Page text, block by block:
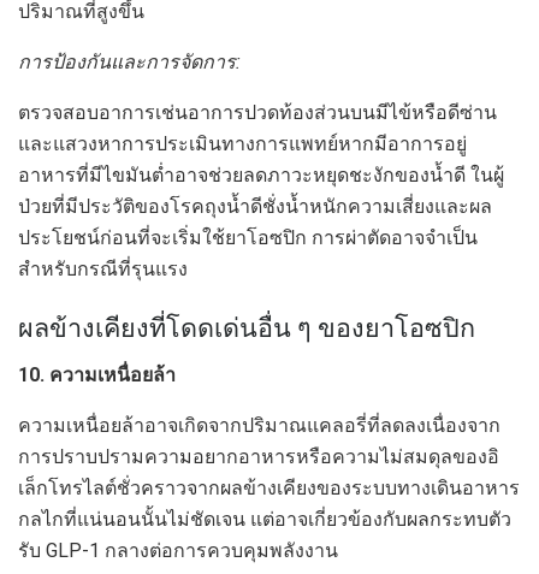
ปริมาณที่สูงขึ้น
การป้องกันและการจัดการ:
ตรวจสอบอาการเช่นอาการปวดท้องส่วนบนมีไข้หรือดีซ่าน
และแสวงหาการประเมินทางการแพทย์หากมีอาการอยู่
อาหารที่มีไขมันต่ำอาจช่วยลดภาวะหยุดชะงักของน้ำดี ในผู้
ป่วยที่มีประวัติของโรคถุงน้ำดีชั่งน้ำหนักความเสี่ยงและผล
ประโยชน์ก่อนที่จะเริ่มใช้ยาโอซปิก การผ่าตัดอาจจำเป็น
สำหรับกรณีที่รุนแรง
ผลข้างเคียงที่โดดเด่นอื่น ๆ ของยาโอซปิก
10. ความเหนื่อยล้า
ความเหนื่อยล้าอาจเกิดจากปริมาณแคลอรี่ที่ลดลงเนื่องจาก
การปราบปรามความอยากอาหารหรือความไม่สมดุลของอิ
เล็กโทรไลต์ชั่วคราวจากผลข้างเคียงของระบบทางเดินอาหาร
กลไกที่แน่นอนนั้นไม่ชัดเจน แต่อาจเกี่ยวข้องกับผลกระทบตัว
รับ GLP-1 กลางต่อการควบคุมพลังงาน